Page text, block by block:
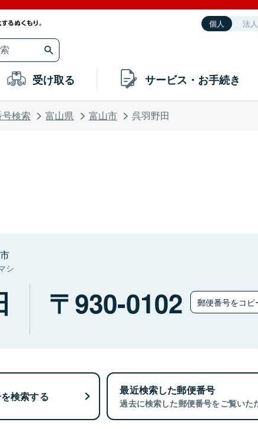
個人 法人
受け取る サービス・お手続き
検索 富山県 富山市 呉羽野田
シ
930-0102 郵便番号をコピ
検索する 最近検索した郵便番号
過去に検索した郵便番号をご覧いた